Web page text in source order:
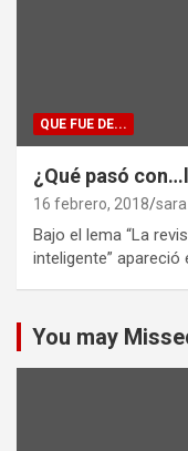
QUE FUE DE...
¿Qué pasó
16 febrero, 2018
Bajo el lema “La
inteligente” apareció
You may